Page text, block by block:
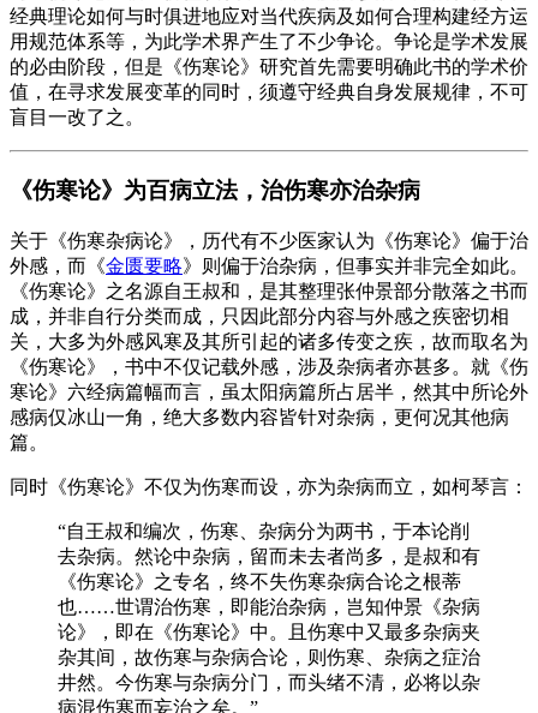
经典理论如何与时俱进地应对当代疾病及如何合理构建经方运
用规范体系等，为此学术界产生了不少争论。争论是学术发展
的必由阶段，但是《伤寒论》研究首先需要明确此书的学术价
值，在寻求发展变革的同时，须遵守经典自身发展规律，不可
盲目一改了之。
《伤寒论》为百病立法，治伤寒亦治杂病
关于《伤寒杂病论》，历代有不少医家认为《伤寒论》偏于治
外感，而《金匮要略》则偏于治杂病，但事实并非完全如此。
《伤寒论》之名源自王叔和，是其整理张仲景部分散落之书而
成，并非自行分类而成，只因此部分内容与外感之疾密切相
关，大多为外感风寒及其所引起的诸多传变之疾，故而取名为
《伤寒论》，书中不仅记载外感，涉及杂病者亦甚多。就《伤
寒论》六经病篇幅而言，虽太阳病篇所占居半，然其中所论外
感病仅冰山一角，绝大多数内容皆针对杂病，更何况其他病
篇。
同时《伤寒论》不仅为伤寒而设，亦为杂病而立，如柯琴言：
“自王叔和编次，伤寒、杂病分为两书，于本论削
去杂病。然论中杂病，留而未去者尚多，是叔和有
《伤寒论》之专名，终不失伤寒杂病合论之根蒂
也……世谓治伤寒，即能治杂病，岂知仲景《杂病
论》，即在《伤寒论》中。且伤寒中又最多杂病夹
杂其间，故伤寒与杂病合论，则伤寒、杂病之症治
井然。今伤寒与杂病分门，而头绪不清，必将以杂
病混伤寒而妄治之矣。”